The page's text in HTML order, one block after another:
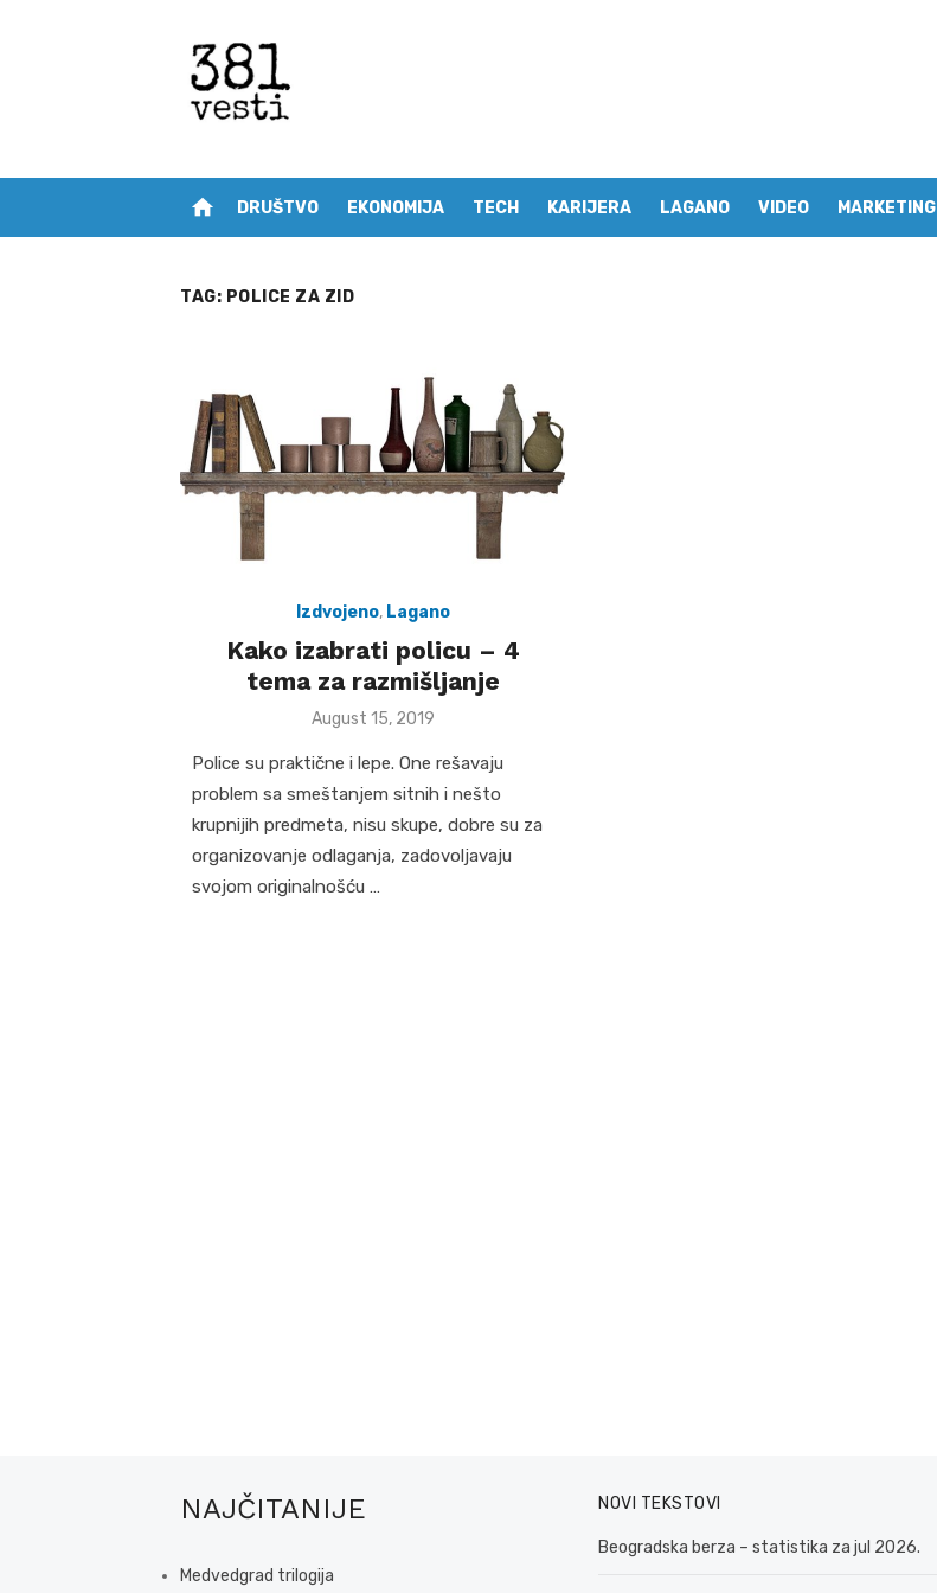
home DRUŠTVO EKONOMIJA TECH KARIJERA LAGANO VIDEO MARKETING
TAG: POLICE ZA ZID
Izdvojeno, Lagano
Kako izabrati policu – 4
tema za razmišljanje
Posted
August 15, 2019
Police su praktične i lepe. One rešavaju
problem sa smeštanjem sitnih i nešto
krupnijih predmeta, nisu skupe, dobre su za
organizovanje odlaganja, zadovoljavaju
svojom originalnošću …
NAJČITANIJE
Medvedgrad trilogija
NOVI TEKSTOVI
Beogradska berza – statistika za jul 2026.